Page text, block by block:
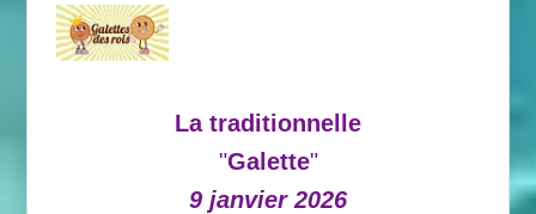
La traditionnelle
"Galette"
9 janvier 2026